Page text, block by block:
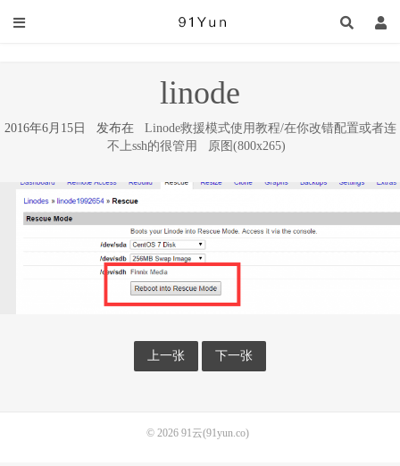
linode
2016年6月15日 发布在 Linode救援模式使用教程/在你改错配置或者连
不上ssh的很管用
原图(800x265)
上一张 下一张
© 2026 91云(91yun.co)